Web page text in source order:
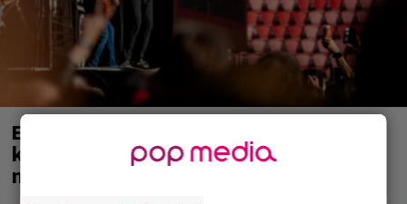
Eppu Normaali soitti viimeisen
konserttinsa koskaan – Yle Areenassa
nyt dokumentti bändistä